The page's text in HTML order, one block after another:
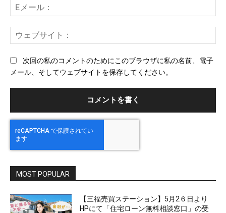
メ
ー
ェ
次回の私のコメントのためにこのブラウザに私の名前、電子
メール、そしてウェブサイトを保存してください。
MOST POPULAR
【三福売買ステーション】5月2６日より
HPにて「住宅ローン無料相談窓口」の受